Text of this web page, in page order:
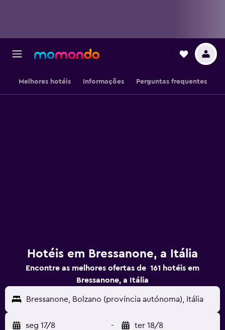
Melhores hotéis Informações Perguntas frequentes
Hotéis em Bressanone, a Itália
Encontre as melhores ofertas de 161 hotéis em
Bressanone, a Itália
Bressanone, Bolzano (província autónoma), Itália
seg 17/8 - ter 18/8